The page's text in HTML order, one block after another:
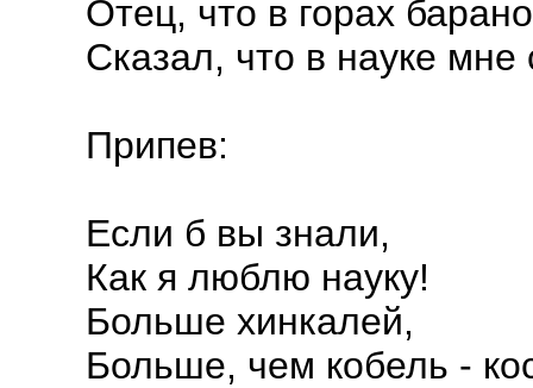
Отец, что в горах
Сказал, что в науке мне
Припев:
Если б вы знали,
Как я люблю науку!
Больше хинкалей,
Больше, чем кобель -